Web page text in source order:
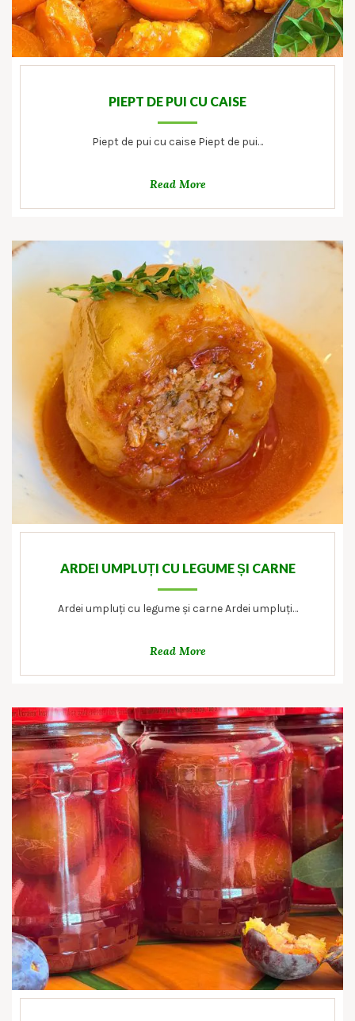
PIEPT DE PUI CU CAISE
Piept de pui cu caise Piept de pui…
Read More
ARDEI UMPLUȚI CU LEGUME ȘI CARNE
Ardei umpluți cu legume și carne Ardei umpluți…
Read More